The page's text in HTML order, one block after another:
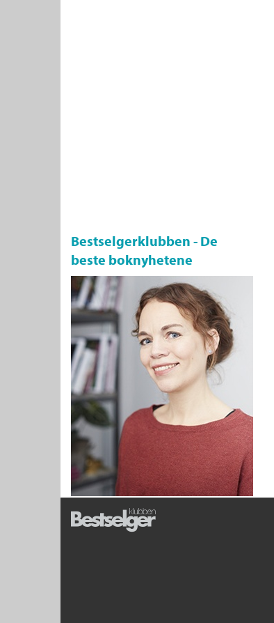
Bestselgerklubben - De
beste boknyhetene